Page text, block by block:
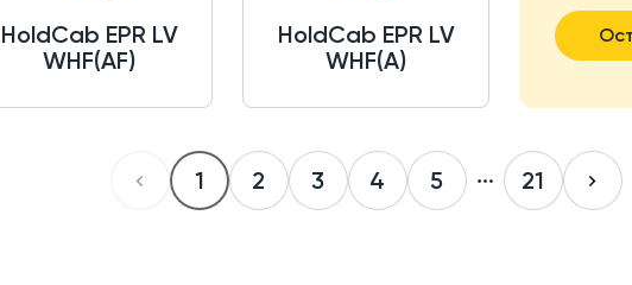
HoldCab EPR LV
WHF(AF)
HoldCab EPR LV
WHF(A)
1 2 3 4 5 21